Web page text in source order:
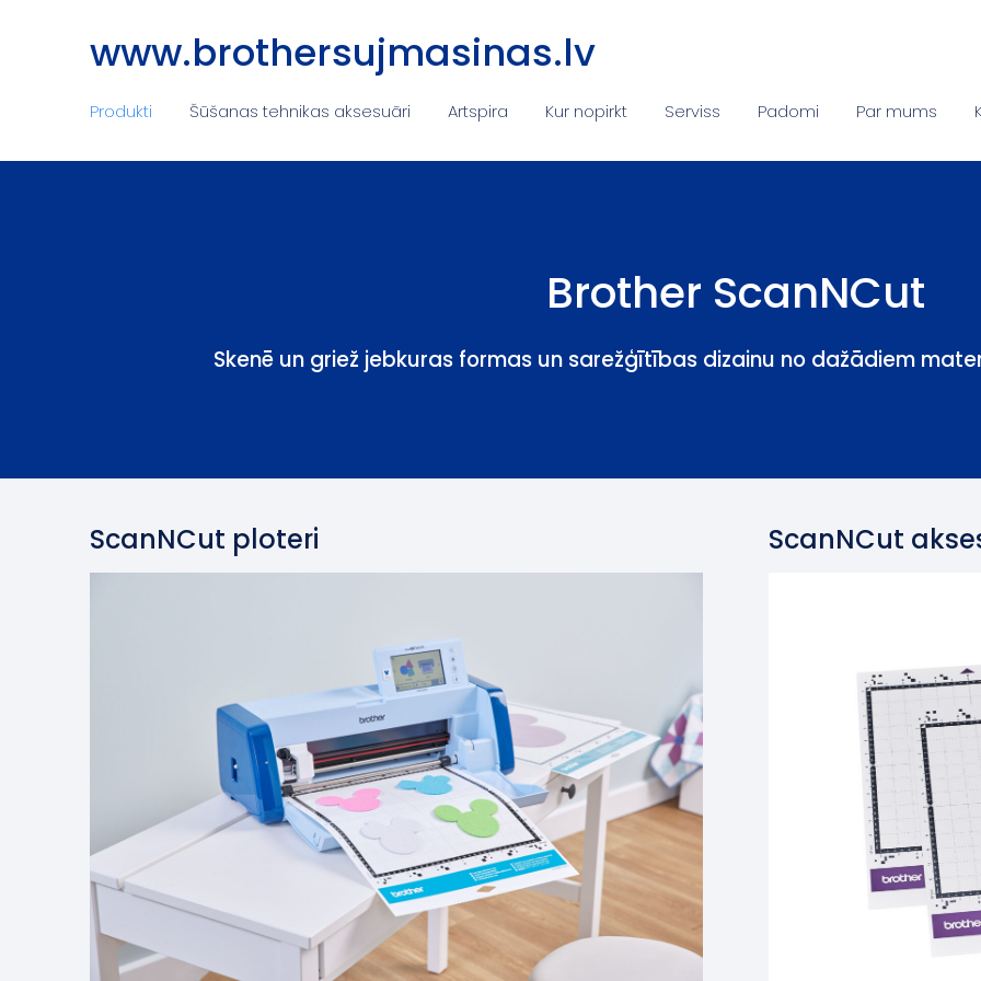
www.brothersujmasinas.lv
Produkti Šūšanas tehnikas aksesuāri Artspira Kur nopirkt Serviss Padomi Par mums
Brother ScanNCut
Skenē un griež jebkuras formas un sarežģītības dizainu no dažādiem
ScanNCut ploteri ScanNCut